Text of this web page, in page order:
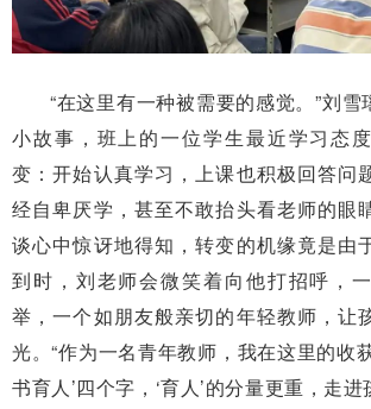
“在这里有一种被需要的感觉。”刘
小故事，班上的一位学生最近学习态
变：开始认真学习，上课也积极回答问
经自卑厌学，甚至不敢抬头看老师的眼
谈心中惊讶地得知，转变的机缘竟是由
到时，刘老师会微笑着向他打招呼，
举，一个如朋友般亲切的年轻教师，让
光。“作为一名青年教师，我在这里的收
书育人’四个字，‘育人’的分量更重，走